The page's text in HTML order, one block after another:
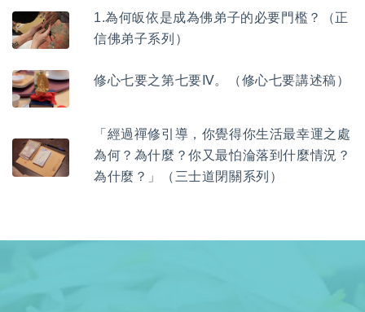
1.為何皈依是成為佛弟子的必要門檻？（正
信佛弟子系列）
修心七要之第七要Ⅳ。（修心七要講述稿）
「經過禪修引導，你覺得你生活最幸運之處
為何？為什麼？你又最怕淪落到什麼情況？
為什麼？」（三士道閉關系列）